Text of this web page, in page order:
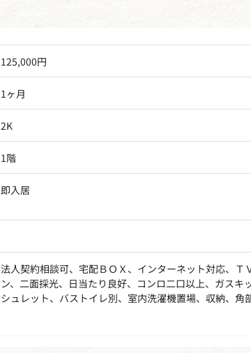
125,000円
1ヶ月
2K
1階
即入居
法人契約相談可、宅配ＢＯＸ、インターネット対応、
ン、二面採光、日当たり良好、コンロ二口以上、ガス
シュレット、バストイレ別、室内洗濯機置場、収納、